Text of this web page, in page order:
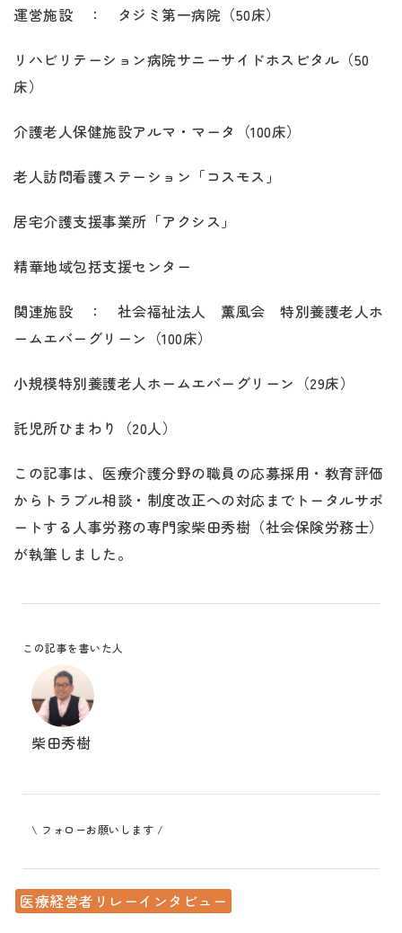
運営施設 ： タジミ第一病院（50床）
リハビリテーション病院サニーサイドホスピタル（50
床）
介護老人保健施設アルマ・マータ（100床）
老人訪問看護ステーション「コスモス」
居宅介護支援事業所「アクシス」
精華地域包括支援センター
関連施設 ： 社会福祉法人 薫風会 特別養護老人ホ
ームエバーグリーン（100床）
小規模特別養護老人ホームエバーグリーン（29床）
託児所ひまわり（20人）
この記事は、医療介護分野の職員の応募採用・教育評価
からトラブル相談・制度改正への対応までトータルサポ
ートする人事労務の専門家柴田秀樹（社会保険労務士）
が執筆しました。
この記事を書いた人
柴田秀樹
\ フォローお願いします /
医療経営者リレーインタビュー